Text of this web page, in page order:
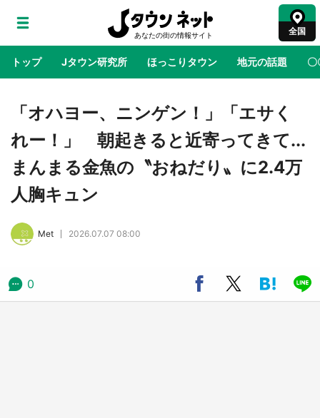
全国
トップ Jタウン研究所 ほっこりタウン 地元の話題 〇
地域×二次元 絶景 あの時はありがとう 物語がはじ
ラプラス・ダークネスが栃木県を征服！？ 県
公式プロモ動画で「聖地」が生産されてます
【7／31～1／31】
む 六本木ヒルズ展望台でコラボ、本邦初公開
日向翔陽＆影山飛雄が笹かまを食べる！ アニ
メ『ハイキュー！！』×老舗「鐘崎」コラボで
「オハヨー、ニンゲン！」「エサく
れー！」 朝起きると近寄ってきて...
まんまる金魚の〝おねだり〟に2.4万
人胸キュン
Met 2026.07.07 08:00
0